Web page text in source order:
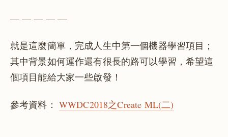
— — — — —
就是這麼簡單，完成人生中第一個機器學習項目；
其中背景如何運作還有很長的路可以學習，希望這
個項目能給大家一些啟發！
參考資料： WWDC2018之Create ML(二)